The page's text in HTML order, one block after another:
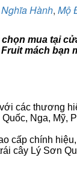
Nghĩa Hành, Mộ
mua tại
mách bạn
các thương
Nga, Mỹ,
cấp chính
cây Lý Sơn